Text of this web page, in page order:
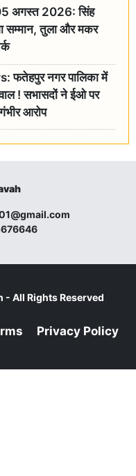
अगस्त 2026: सिंह
सम्मान, तुला और मकर
फतेहपुर नगर पालिका में
! सभासदों ने ईओ पर
आरोप
- All Rights Reserved
Privacy Policy